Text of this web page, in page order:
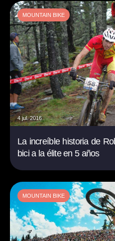
MOUNTAIN BIKE
4 jul. 2016
La increíble historia de
bici a la élite en 5 años
MOUNTAIN BIKE